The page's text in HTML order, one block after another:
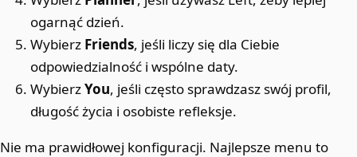
ogarnąć dzień.
Wybierz Friends, jeśli liczy się dla Ciebie
odpowiedzialność i wspólne daty.
WybierzYou, jeśli często sprawdzasz swój profil,
długość życia i osobiste refleksje.
Nie ma prawidłowej konfiguracji. Najlepsze menu to